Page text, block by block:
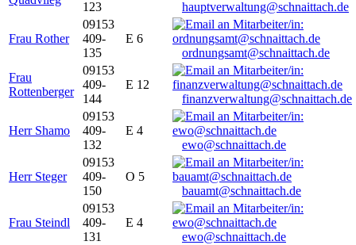
123
hauptverwaltung@schnaittach.de
Frau Rother
09153
409-
135
E 6
ordnungsamt@schnaittach.de
Frau
Rottenberger
09153
409-
144
E 12
finanzverwaltung@schnaittach.de
Herr Shamo
09153
409-
132
E 4
ewo@schnaittach.de
Herr Steger
09153
409-
150
O 5
bauamt@schnaittach.de
Frau Steindl
09153
409-
131
E 4
ewo@schnaittach.de